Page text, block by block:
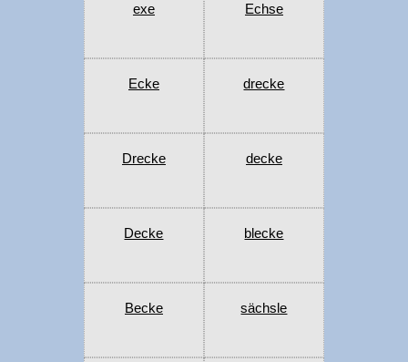
exe Echse
Ecke drecke
Drecke decke
Decke blecke
Becke sächsle